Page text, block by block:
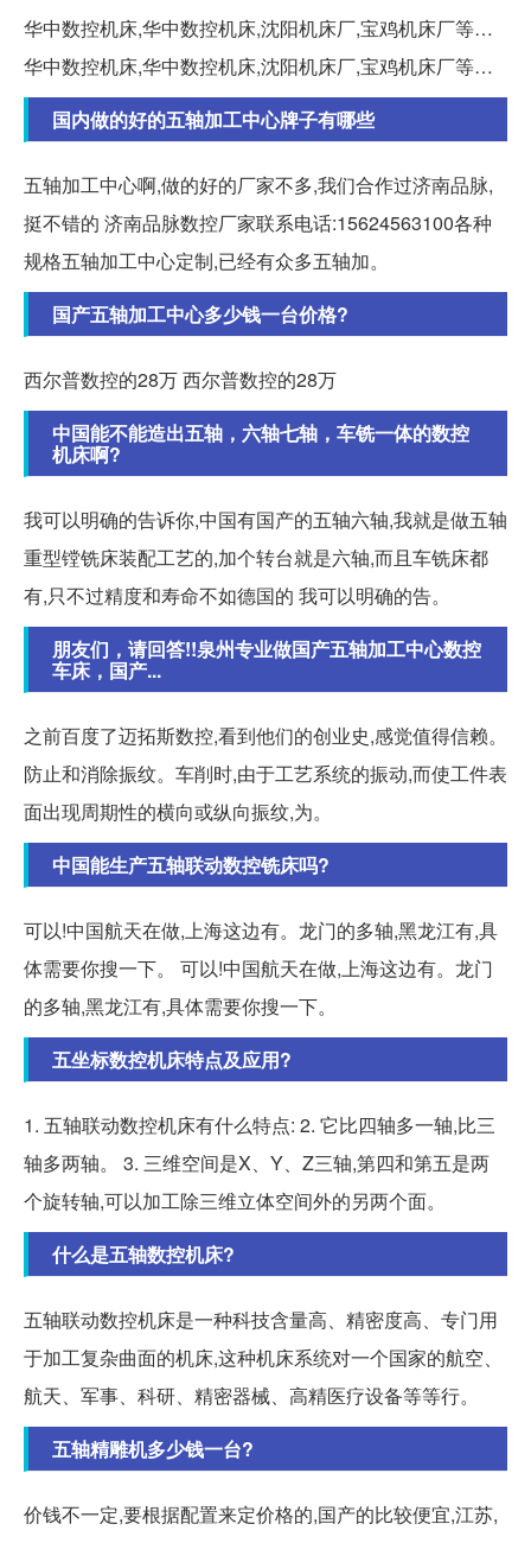
华中数控机床,华中数控机床,沈阳机床厂,宝鸡机床厂等…
华中数控机床,华中数控机床,沈阳机床厂,宝鸡机床厂等…
国内做的好的五轴加工中心牌子有哪些
五轴加工中心啊,做的好的厂家不多,我们合作过济南品脉,
挺不错的 济南品脉数控厂家联系电话:15624563100各种
规格五轴加工中心定制,已经有众多五轴加。
国产五轴加工中心多少钱一台价格?
西尔普数控的28万 西尔普数控的28万
中国能不能造出五轴，六轴七轴，车铣一体的数控
机床啊?
我可以明确的告诉你,中国有国产的五轴六轴,我就是做五轴
重型镗铣床装配工艺的,加个转台就是六轴,而且车铣床都
有,只不过精度和寿命不如德国的 我可以明确的告。
朋友们，请回答!!泉州专业做国产五轴加工中心数控
车床，国产...
之前百度了迈拓斯数控,看到他们的创业史,感觉值得信赖。
防止和消除振纹。车削时,由于工艺系统的振动,而使工件表
面出现周期性的横向或纵向振纹,为。
中国能生产五轴联动数控铣床吗?
可以!中国航天在做,上海这边有。龙门的多轴,黑龙江有,具
体需要你搜一下。 可以!中国航天在做,上海这边有。龙门
的多轴,黑龙江有,具体需要你搜一下。
五坐标数控机床特点及应用?
1. 五轴联动数控机床有什么特点: 2. 它比四轴多一轴,比三
轴多两轴。 3. 三维空间是X、Y、Z三轴,第四和第五是两
个旋转轴,可以加工除三维立体空间外的另两个面。
什么是五轴数控机床?
五轴联动数控机床是一种科技含量高、精密度高、专门用
于加工复杂曲面的机床,这种机床系统对一个国家的航空、
航天、军事、科研、精密器械、高精医疗设备等等行。
五轴精雕机多少钱一台?
价钱不一定,要根据配置来定价格的,国产的比较便宜,江苏,